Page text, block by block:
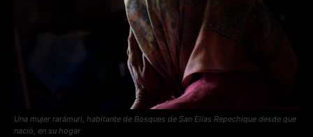
Una mujer rarámuri, habitante de Bosques de San Elías Repechique desde que
nació, en su hogar